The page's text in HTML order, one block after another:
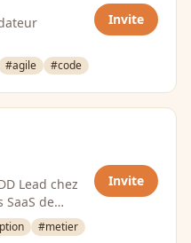
#agile #code
Invite
Lead chez
de
RH.#metier
Invite